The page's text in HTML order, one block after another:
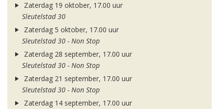
Zaterdag 19 oktober, 17.00 uur
Sleutelstad 30
Zaterdag 5 oktober, 17.00 uur
Sleutelstad 30 - Non Stop
Zaterdag 28 september, 17.00 uur
Sleutelstad 30 - Non Stop
Zaterdag 21 september, 17.00 uur
Sleutelstad 30 - Non Stop
Zaterdag 14 september, 17.00 uur